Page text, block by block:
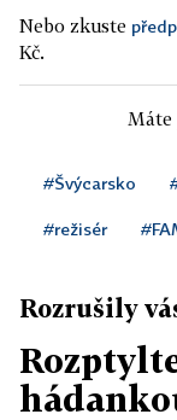
Nebo zkuste
Kč.
Máte
#Švýcarsko
#režisér
Rozrušily